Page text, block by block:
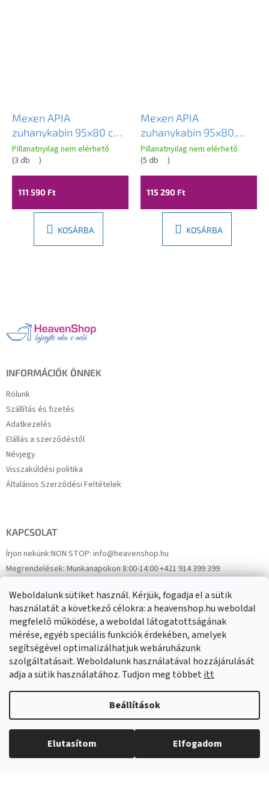
Weboldalunk sütiket használ. Kérjük, fogadja el a sütik
használatát a következő célokra: a heavenshop.hu weboldal
megfelelő működése, a weboldal látogatottságának
mérése, egyéb speciális funkciók érdekében, amelyek
segítségével optimalizálhatjuk webáruházunk
szolgáltatásait. Weboldalunk használatával hozzájárulását
adja a sütik használatához. Tudjon meg többetitt
Beállítások
Elutasítom Elfogadom
Mexen APIA
zuhanykabin 95x80 cm,
átlátszó / króm, 840-
095-080-01-00
Pillanatnyilag nem elérhető
(3 db )
111 590 Ft
KOSÁRBA
Mexen APIA
zuhanykabin 95x80,
átlátszó csíkok / króm
profil, 840-095-080-
01-20
Pillanatnyilag nem elérhető
(5 db )
115 290 Ft
KOSÁRBA
INFORMÁCIÓK ÖNNEK
Rólunk
Szállítás és fizetés
Adatkezelés
Elállás a szerződéstől
Névjegy
Visszaküldési politika
Általános Szerződési Feltételek
KAPCSOLAT
Írjon nekünk:NON STOP: info@heavenshop.hu
Megrendelések:Munkanapokon 8:00-14:00 +421 914 399 399
FacebookHeavenShop.sk
Eredményeink